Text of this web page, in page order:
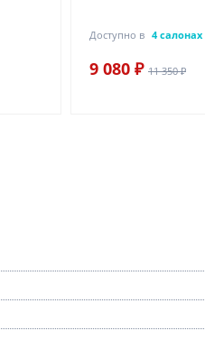
Доступно в 4 салонах
9 080 ₽ 11 350 ₽